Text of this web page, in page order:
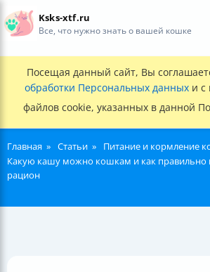
Ksks-xtf.ru
Все, что нужно знать о вашей кошке
Посещая данный сайт, Вы
обработки Персональных данных и с
файлов cookie, указанных в данной
Главная Статьи
Питание и кормление
Какую кашу можно кошкам и как правильно
рацион